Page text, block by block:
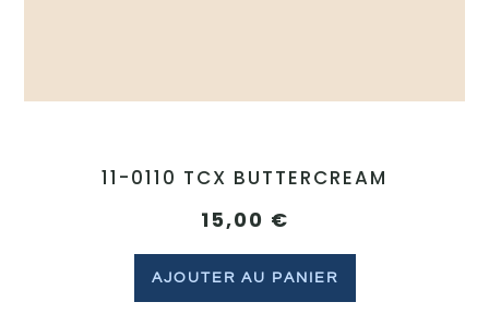
11-0110 TCX BUTTERCREAM
15,00 €
AJOUTER AU PANIER